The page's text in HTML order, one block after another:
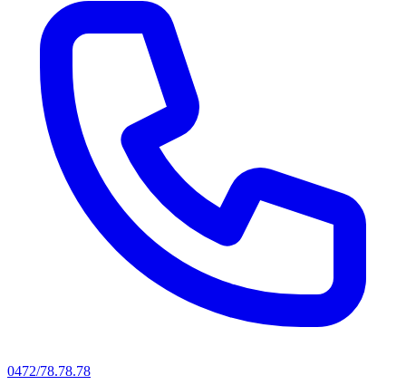
0472/78.78.78